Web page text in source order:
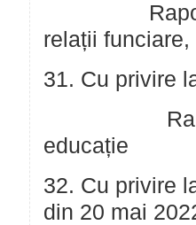
Raportor:
relații
31. Cu privire
Raportor:
educație
32. Cu privire
din 20 mai